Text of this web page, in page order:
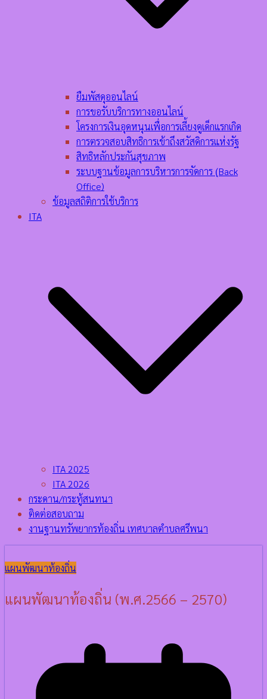
ยืมพัสดุออนไลน์
การขอรับบริการทางออนไลน์
โครงการเงินอุดหนุนเพื่อการเลี้ยงดูเด็กแรกเกิด
การตรวจสอบสิทธิการเข้าถึงสวัสดิการแห่งรัฐ
สิทธิหลักประกันสุขภาพ
ระบบฐานข้อมูลการบริหารการจัดการ (ฺBack
Office)
ข้อมูลสถิติการใช้บริการ
ITA
ITA 2025
ITA 2026
กระดาน/กระทู้สนทนา
ติดต่อสอบถาม
งานฐานทรัพยากรท้องถิ่น เทศบาลตำบลศรีพนา
แผนพัฒนาท้องถิ่น
แผนพัฒนาท้องถิ่น (พ.ศ.2566 – 2570)